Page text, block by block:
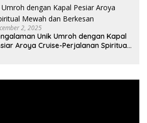
2, 2025
Unik Umroh dengan Kapal
Aroya Cruise-Perjalanan Spiritual